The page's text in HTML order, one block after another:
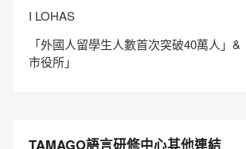
I LOHAS
「外國人留學生人數首次突破40萬人」
市役所」
TAMAGO語言研修中心其他連結